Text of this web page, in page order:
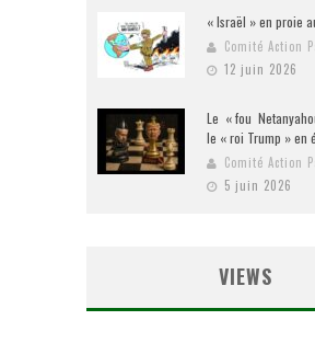
« Israël » en proie
Comité Action
12 juin 2026
Le « fou
le « roi Trump » en
Comité Action
5 juin 2026
VIEWS